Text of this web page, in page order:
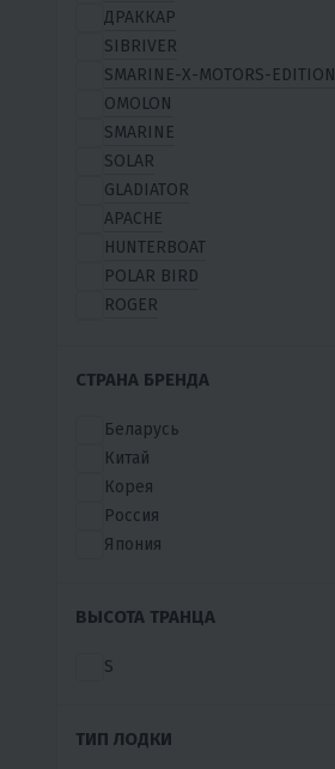
ДРАККАР
SIBRIVER
SMARINE-X-MOTORS-EDITION
OMOLON
SMARINE
SOLAR
GLADIATOR
APACHE
HUNTERBOAT
POLAR BIRD
ROGER
ANGLER
ANNKOR
BADGER
BARRAKUDA
BERING
CATFISH
GOLFSTREAM
HDX
IVLERBOAT
СТРАНА БРЕНДА
Беларусь
Китай
Корея
Россия
Япония
ВЫСОТА ТРАНЦА
S
ТИП ЛОДКИ